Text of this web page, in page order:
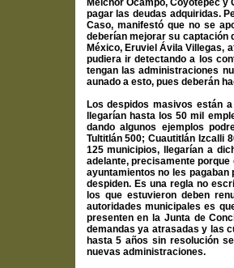
Melchor Ocampo, Coyotepec
pagar las deudas adquiridas.
Caso, manifestó que no se
deberían mejorar su captación
México, Eruviel Ávila Villegas,
pudiera ir detectando a los
tengan las administraciones
aunado a esto, pues deberán
Los despidos masivos están
llegarían hasta los 50 mil
dando algunos ejemplos
Tultitlán 500; Cuautitlán Izcalli
125 municipios, llegarían a
adelante, precisamente
ayuntamientos no les pagaban
despiden. Es una regla no
los que estuvieron deben
autoridades municipales es
presenten en la Junta de
demandas ya atrasadas y las
hasta 5 años sin resolución
nuevas administraciones.